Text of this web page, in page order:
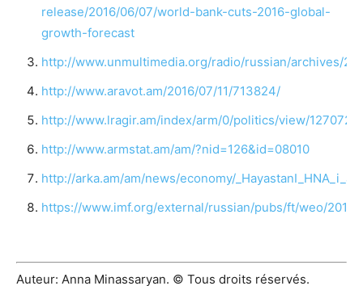
release/2016/06/07/world-bank-cuts-2016-global-
growth-forecast
http://www.unmultimedia.org/radio/russian/archives/
http://www.aravot.am/2016/07/11/713824/
http://www.lragir.am/index/arm/0/politics/view/127072
http://www.armstat.am/am/?nid=126&id=08010
http://arka.am/am/news/economy/
https://www.imf.org/external/russian/pubs/ft/weo/2016/
Auteur: Anna Minassaryan. © Tous droits réservés.